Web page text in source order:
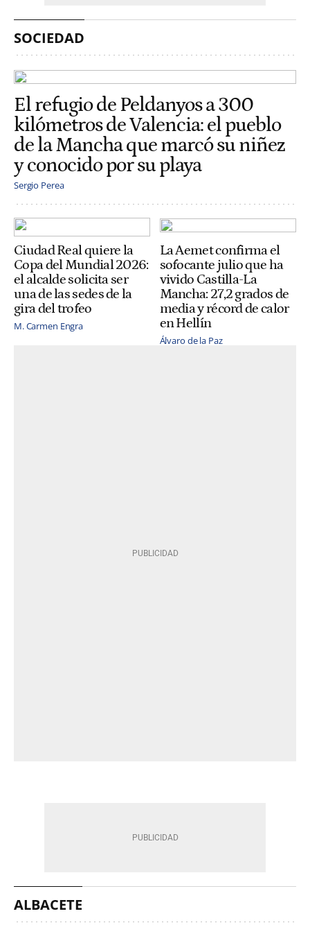
SOCIEDAD
El refugio de Peldanyos a 300
kilómetros de Valencia: el pueblo
de la Mancha que marcó su niñez
y conocido por su playa
Sergio Perea
Ciudad Real quiere la
Copa del Mundial 2026:
el alcalde solicita ser
una de las sedes de la
gira del trofeo
M. Carmen Engra
La Aemet confirma el
sofocante julio que ha
vivido Castilla-La
Mancha: 27,2 grados de
media y récord de calor
en Hellín
Álvaro de la Paz
ALBACETE